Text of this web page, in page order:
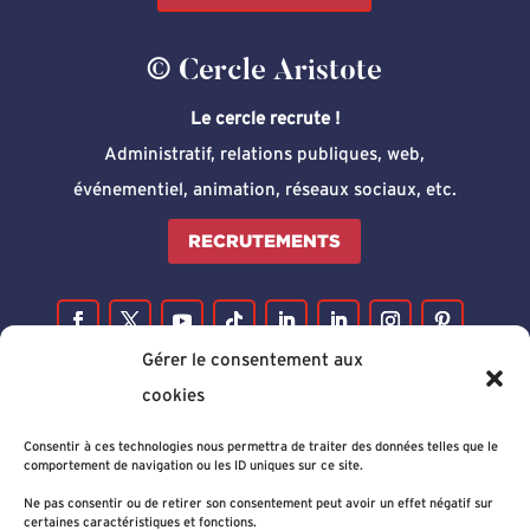
Gérer le consentement aux
cookies
Consentir à ces technologies nous permettra de traiter des données telles que le
comportement de navigation ou les ID uniques sur ce site.
Ne pas consentir ou de retirer son consentement peut avoir un effet négatif sur
certaines caractéristiques et fonctions.
© Cercle Aristote
Le cercle recrute !
Administratif, relations publiques, web,
événementiel, animation, réseaux sociaux, etc.
RECRUTEMENTS